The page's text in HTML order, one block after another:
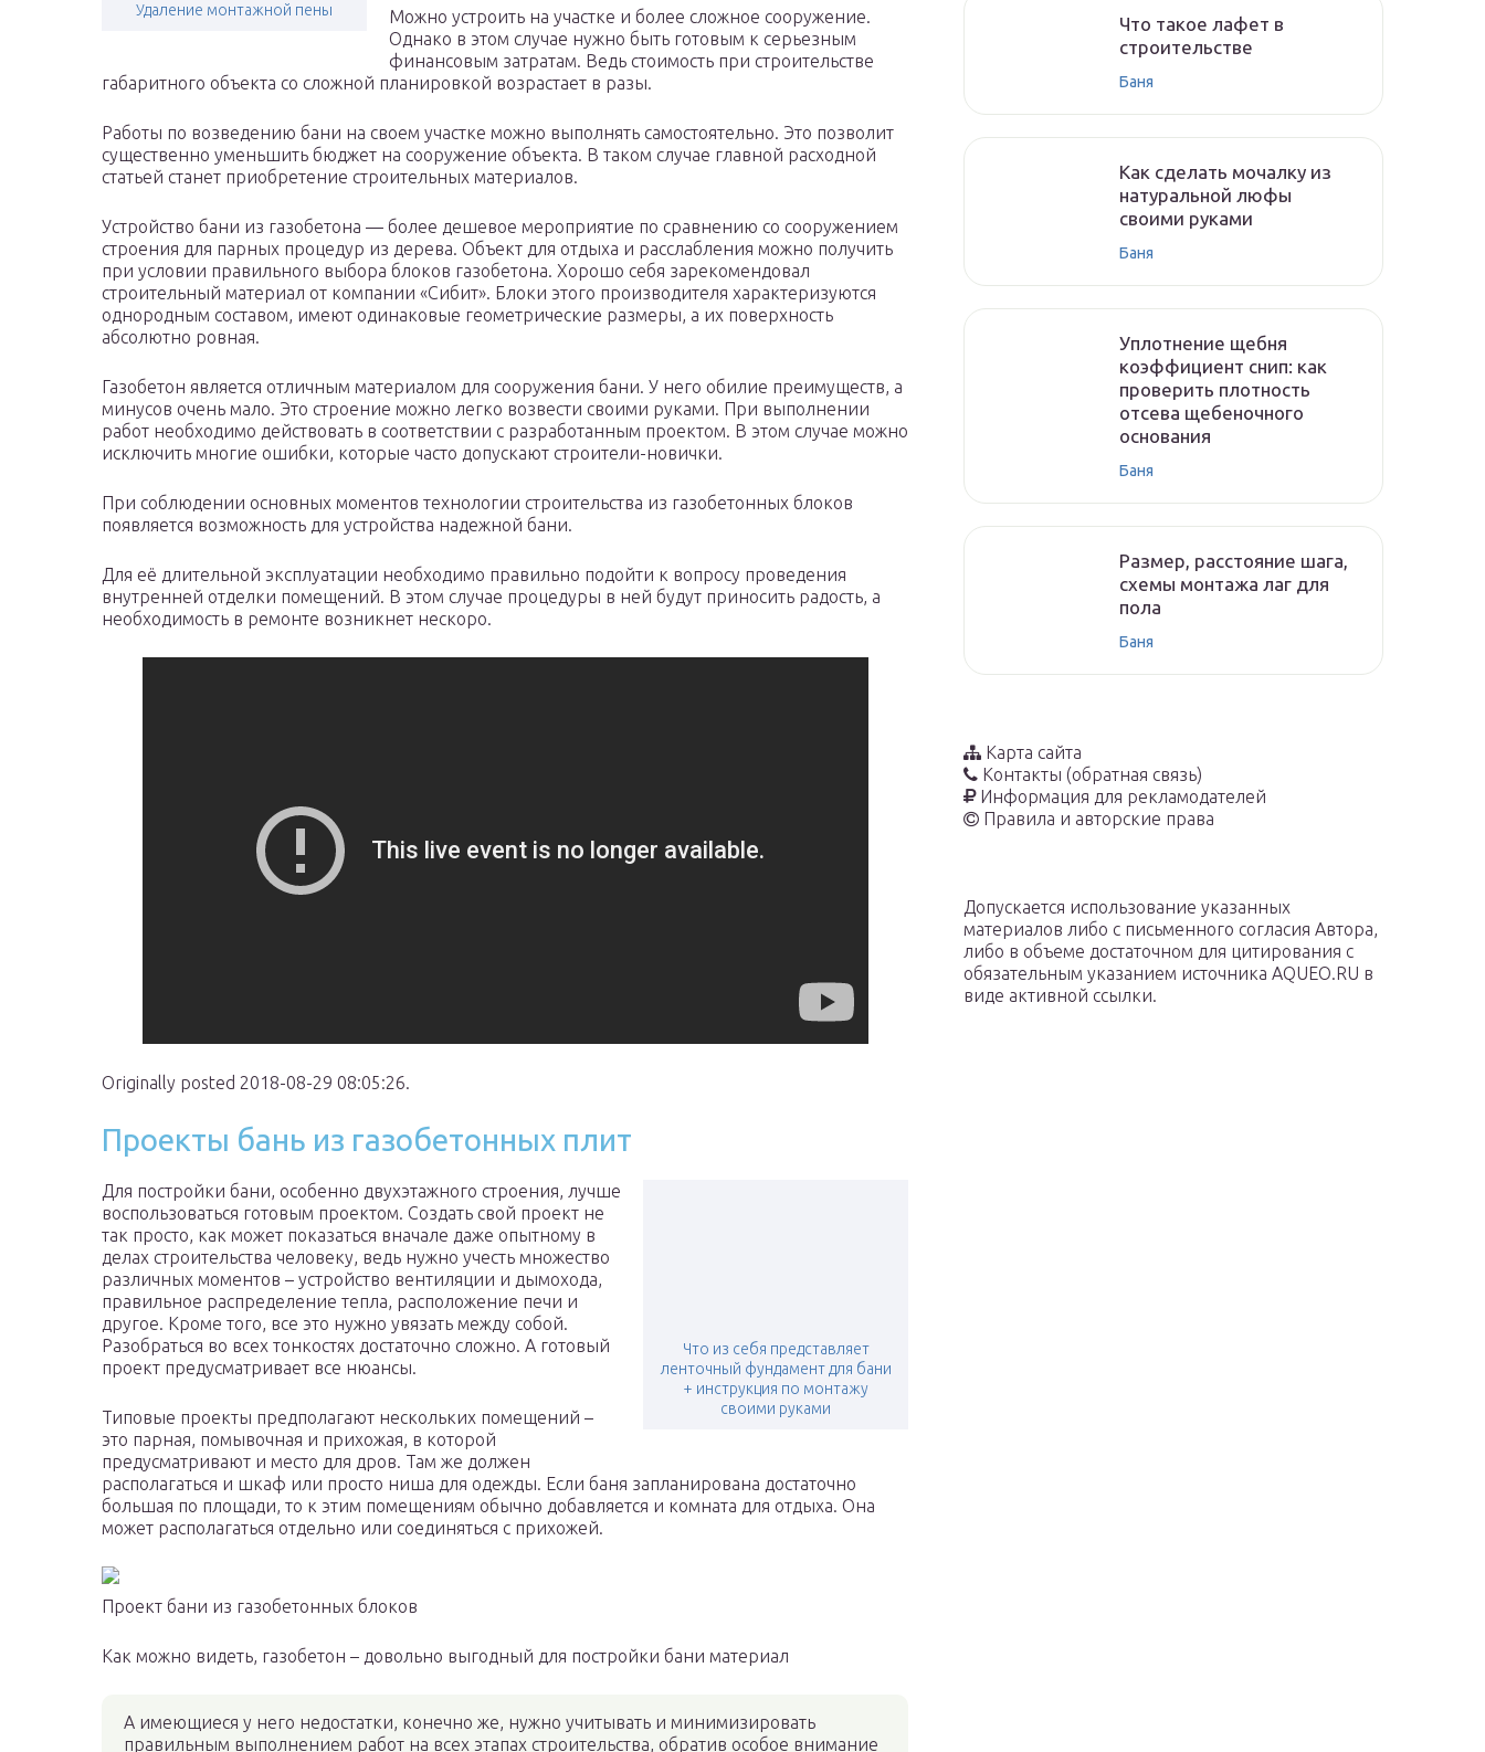
Удаление монтажной пены
Можно устроить на участке и более сложное сооружение.
Однако в этом случае нужно быть готовым к серьезным
финансовым затратам. Ведь стоимость при строительстве
габаритного объекта со сложной планировкой возрастает в разы.
Работы по возведению бани на своем участке можно выполнять самостоятельно. Это позволит
существенно уменьшить бюджет на сооружение объекта. В таком случае главной расходной
статьей станет приобретение строительных материалов.
Устройство бани из газобетона — более дешевое мероприятие по сравнению со сооружением
строения для парных процедур из дерева. Объект для отдыха и расслабления можно получить
при условии правильного выбора блоков газобетона. Хорошо себя зарекомендовал
строительный материал от компании «Сибит». Блоки этого производителя характеризуются
однородным составом, имеют одинаковые геометрические размеры, а их поверхность
абсолютно ровная.
Газобетон является отличным материалом для сооружения бани. У него обилие преимуществ, а
минусов очень мало. Это строение можно легко возвести своими руками. При выполнении
работ необходимо действовать в соответствии с разработанным проектом. В этом случае можно
исключить многие ошибки, которые часто допускают строители-новички.
При соблюдении основных моментов технологии строительства из газобетонных блоков
появляется возможность для устройства надежной бани.
Для её длительной эксплуатации необходимо правильно подойти к вопросу проведения
внутренней отделки помещений. В этом случае процедуры в ней будут приносить радость, а
необходимость в ремонте возникнет нескоро.
Originally posted 2018-08-29 08:05:26.
Проекты бань из газобетонных плит
Что из себя представляет
ленточный фундамент для бани
+ инструкция по монтажу
своими руками
Для постройки бани, особенно двухэтажного строения, лучше
воспользоваться готовым проектом. Создать свой проект не
так просто, как может показаться вначале даже опытному в
делах строительства человеку, ведь нужно учесть множество
различных моментов – устройство вентиляции и дымохода,
правильное распределение тепла, расположение печи и
другое. Кроме того, все это нужно увязать между собой.
Разобраться во всех тонкостях достаточно сложно. А готовый
проект предусматривает все нюансы.
Типовые проекты предполагают нескольких помещений –
это парная, помывочная и прихожая, в которой
предусматривают и место для дров. Там же должен
располагаться и шкаф или просто ниша для одежды. Если баня запланирована достаточно
большая по площади, то к этим помещениям обычно добавляется и комната для отдыха. Она
может располагаться отдельно или соединяться с прихожей.
Проект бани из газобетонных блоков
Как можно видеть, газобетон – довольно выгодный для постройки бани материал
А имеющиеся у него недостатки, конечно же, нужно учитывать и минимизировать
правильным выполнением работ на всех этапах строительства, обратив особое внимание
Что такое лафет в
строительстве
Баня
Как сделать мочалку из
натуральной люфы
своими руками
Баня
Уплотнение щебня
коэффициент снип: как
проверить плотность
отсева щебеночного
основания
Баня
Размер, расстояние шага,
схемы монтажа лаг для
пола
Баня
Карта сайта
Контакты (обратная связь)
Информация для рекламодателей
Правила и авторские права
Допускается использование указанных
материалов либо с письменного согласия Автора,
либо в объеме достаточном для цитирования с
обязательным указанием источника AQUEO.RU в
виде активной ссылки.